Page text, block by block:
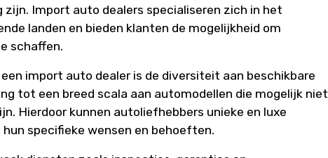
zijn. Import auto dealers specialiseren zich in het
landen en bieden klanten de mogelijkheid om
schaffen.
import auto dealer is de diversiteit aan beschikbare
tot een breed scala aan automodellen die mogelijk niet
Hierdoor kunnen autoliefhebbers unieke en luxe
specifieke wensen en behoeften.